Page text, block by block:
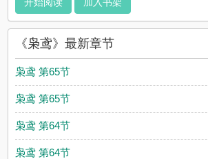
《枭鸢》最新章节
枭鸢 第65节
枭鸢 第65节
枭鸢 第64节
枭鸢 第64节